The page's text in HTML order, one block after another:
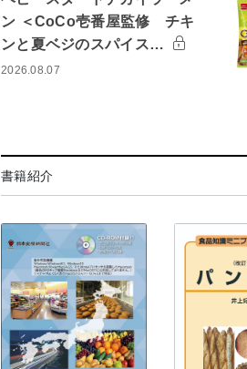
ン ＜CoCo壱番屋監修 チキ
ンと夏ベジのスパイス…
2026.08.07
書籍紹介